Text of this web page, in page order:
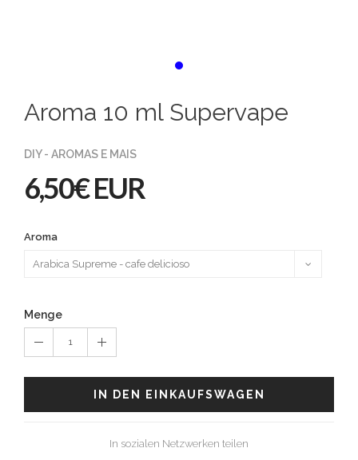
Aroma 10 ml Supervape
DIY - AROMAS E MAIS
6,50€ EUR
Aroma
Menge
1
IN DEN EINKAUFSWAGEN
In sozialen Netzwerken teilen